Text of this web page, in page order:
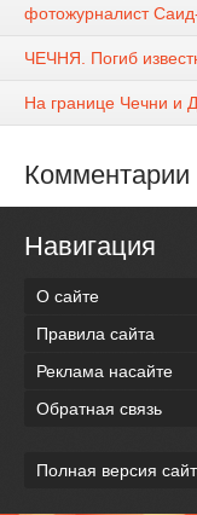
фотожурналист
ЧЕЧНЯ. Погиб
На границе Чечни и
Комментарии
Навигация
О сайте
Правила сайта
Реклама насайте
Обратная связь
Полная версия